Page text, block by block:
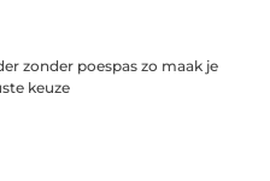
zonder poespas zo maak je
keuze